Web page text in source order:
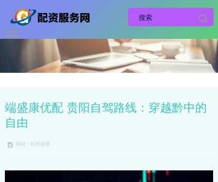
端盛康优配 贵阳自驾路线：穿越黔中的
自由
网站：杠杆炒股